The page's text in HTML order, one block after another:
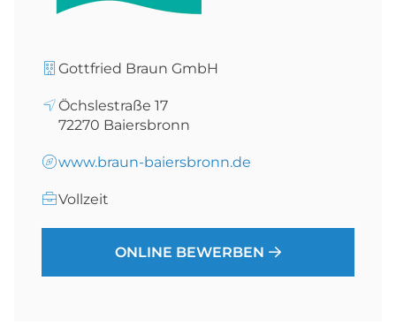
Gottfried Braun GmbH
Öchslestraße 17
72270 Baiersbronn
www.braun-baiersbronn.de
Vollzeit
ONLINE BEWERBEN